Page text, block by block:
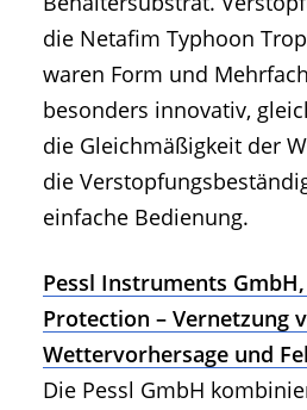
die Netafim Typhoon
waren Form und
besonders innovativ,
die Gleichmäßigkeit der
die
einfache Bedienung.
Pessl Instruments
Protection – Vernetzung
Wettervorhersage und
Die Pessl GmbH